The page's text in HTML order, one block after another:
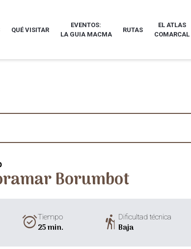
QUÉ VISITAR
EVENTOS:
LA GUIA MACMA
RUTAS
EL ATLAS
COMARCAL
Borumbot
alarm_onTiempo
25 min. hikingDificultad técnica
Baja